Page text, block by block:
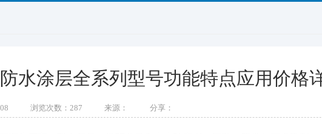
水涂层全系列型号功能特点应用价格
浏览次数： 287 来源： 分享：